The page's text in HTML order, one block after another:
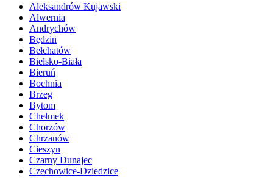
Aleksandrów Kujawski
Alwernia
Andrychów
Będzin
Bełchatów
Bielsko-Biała
Bieruń
Bochnia
Brzeg
Bytom
Chełmek
Chorzów
Chrzanów
Cieszyn
Czarny Dunajec
Czechowice-Dziedzice